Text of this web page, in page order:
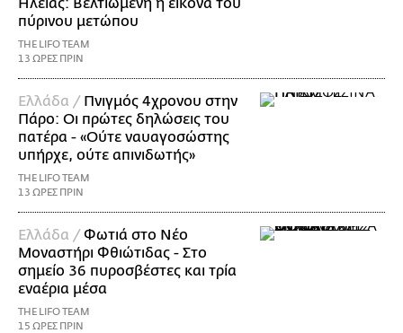
Ηλείας: Βελτιωμένη η εικόνα του
πύρινου μετώπου
THE LIFO TEAM
13 ΩΡΕΣ ΠΡΙΝ
Ελλάδα / Πνιγμός 4χρονου στην
Πάρο: Οι πρώτες δηλώσεις του
πατέρα - «Ούτε ναυαγοσώστης
υπήρχε, ούτε απινιδωτής»
THE LIFO TEAM
13 ΩΡΕΣ ΠΡΙΝ
Ελλάδα /Φωτιά στο Νέο
Μοναστήρι Φθιώτιδας - Στο
σημείο 36 πυροσβέστες και τρία
εναέρια μέσα
THE LIFO TEAM
15 ΩΡΕΣ ΠΡΙΝ